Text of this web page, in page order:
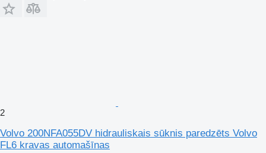
2
Volvo 200NFA055DV hidrauliskais sūknis paredzēts Volvo
FL6 kravas automašīnas